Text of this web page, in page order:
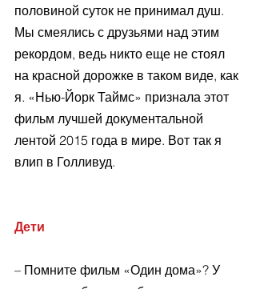
половиной суток не принимал душ.
Мы смеялись с друзьями над этим
рекордом, ведь никто еще не стоял
на красной дорожке в таком виде, как
я. «Нью-Йорк Таймс» признала этот
фильм лучшей документальной
лентой 2015 года в мире. Вот так я
влип в Голливуд.
Дети
– Помните фильм «Один дома»? У